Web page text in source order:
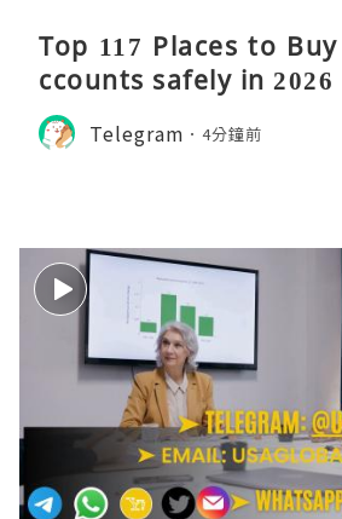
Top 117 Places to
ccounts safely in 2026
Telegram 4分鐘前